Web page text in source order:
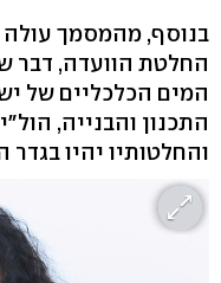
בנוסף, מהמסמך
החלטת הוועדה, דבר
המים הכלכליים של
התכנון והבנייה,
והחלטותיו יהיו בגדר